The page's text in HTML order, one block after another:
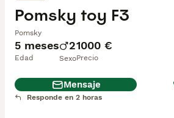
5 meses
Edad
2
Sexo
1000 €
Precio
Pomsky toy F3
Pomsky
Mensaje
Responde en 2 horas